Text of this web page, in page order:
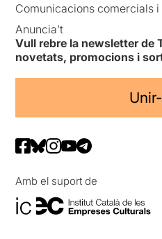
Comunicacions comercials
Anuncia’t
Vull rebre la newsletter de
novetats, promocions i
Amb el suport de